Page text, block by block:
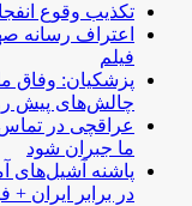
تکذیب وقوع
اعتراف رسانه
فیلم
پزشکیان: وفاق
چالش‌های پیش
عراقچی در تماس
ما جبران شود
پاشنه آشیل‌های
در برابر ایران +